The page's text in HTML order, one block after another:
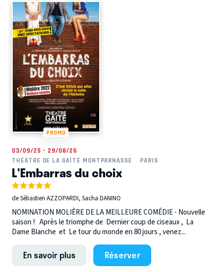
PROMO
03/09/25 - 29/08/26
THÉÂTRE DE LA GAÎTÉ MONTPARNASSE
PARIS
L'Embarras du choix
de Sébastien AZZOPARDI, Sacha DANINO
NOMINATION MOLIÈRE DE LA MEILLEURE COMÉDIE - Nouvelle
saison ! Après le triomphe de Dernier coup de ciseaux , La
Dame Blanche et Le tour du monde en 80 jours , venez...
En savoir plus Réserver